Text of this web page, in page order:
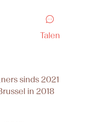
Talen
sinds 2021
in 2018